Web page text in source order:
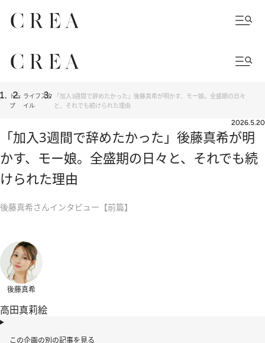
トッ
プ
ライフスタ
イル
「加入3週間で辞めたかった」後藤真希が明かす、モー娘。全盛期の日々
と、それでも続けられた理由
2026.5.20
「加入3週間で辞めたかった」後藤真希が明
かす、モー娘。全盛期の日々と、それでも続
けられた理由
後藤真希さんインタビュー【前篇】
後藤真希
高田真莉絵
この企画の別の記事を見る